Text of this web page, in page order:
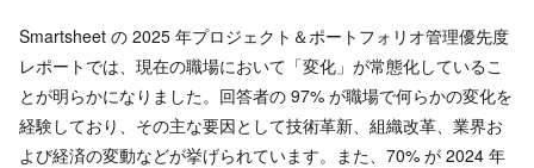
Smartsheet の 2025 年プロジェクト＆ポートフォリオ管理優先度
レポートでは、現在の職場において「変化」が常態化しているこ
とが明らかになりました。回答者の 97% が職場で何らかの変化を
経験しており、その主な要因として技術革新、組織改革、業界お
よび経済の変動などが挙げられています。また、70% が 2024 年